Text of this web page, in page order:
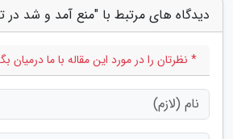
دیدگاه های مرتبط با "منع آمد و شد در
* نظرتان را در مورد این مقاله با ما درمیان